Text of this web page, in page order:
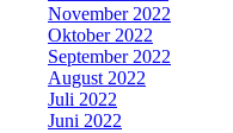
November 2022
Oktober 2022
September 2022
August 2022
Juli 2022
Juni 2022